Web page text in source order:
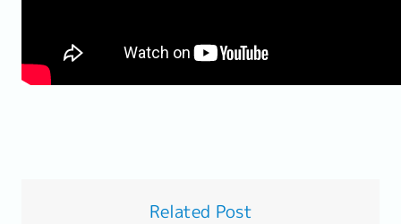
Related Post